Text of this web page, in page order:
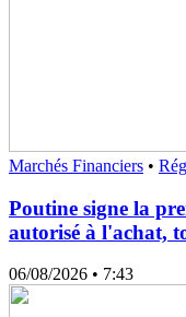
Marchés Financiers •
Poutine signe la
autorisé à l'achat,
06/08/2026 • 7:43